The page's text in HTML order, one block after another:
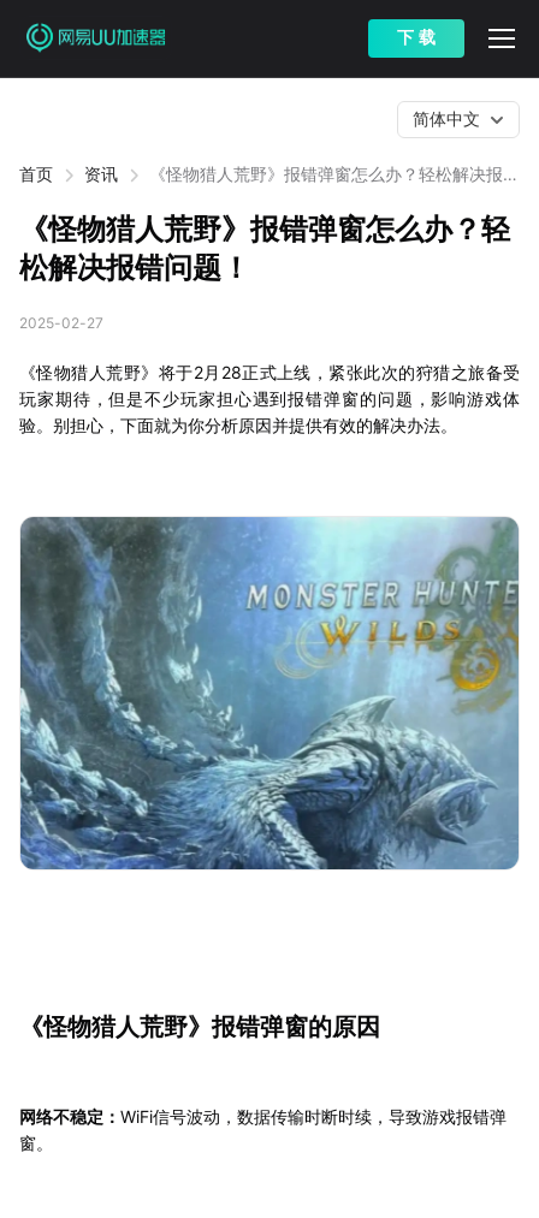
下 载
首页 资讯
《怪物猎人荒野》报错弹窗怎么办？轻松解决报错
简体中文
《怪物猎人荒野》报错弹窗怎么办？轻
松解决报错问题！
2025-02-27
《怪物猎人荒野》将于2月28正式上线，紧张此次的狩猎之旅备受
玩家期待，但是不少玩家担心遇到报错弹窗的问题，影响游戏体
验。别担心，下面就为你分析原因并提供有效的解决办法。
《怪物猎人荒野》报错弹窗的原因
网络不稳定： WiFi信号波动，数据传输时断时续，导致游戏报错弹
窗。